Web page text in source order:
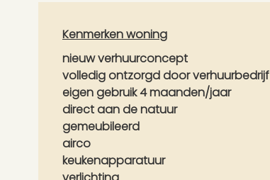
Kenmerken woning
nieuw verhuurconcept
volledig ontzorgd door verhuurbedrijf
eigen gebruik 4 maanden/jaar
direct aan de natuur
gemeubileerd
airco
keukenapparatuur